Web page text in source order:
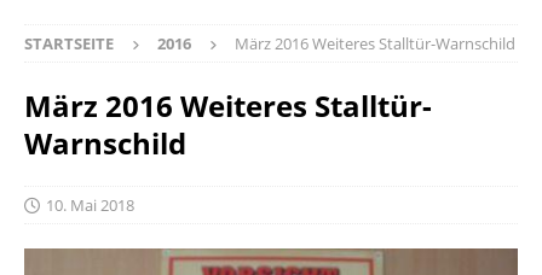
STARTSEITE 2016 März 2016 Weiteres Stalltür-Warnschild
März 2016 Weiteres Stalltür-
Warnschild
10. Mai 2018